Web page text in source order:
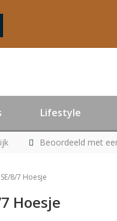
Lifestyle
Beoordeeld met
8/7 Hoesje
Hoesje